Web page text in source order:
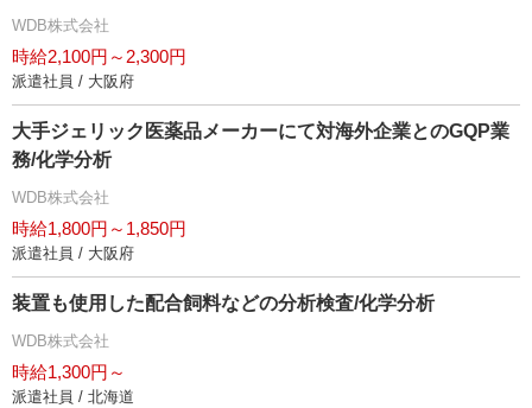
WDB株式会社
時給2,100円～2,300円
派遣社員 / 大阪府
大手ジェリック医薬品メーカーにて対海外企業とのGQP業
務/化学分析
WDB株式会社
時給1,800円～1,850円
派遣社員 / 大阪府
装置も使用した配合飼料などの分析検査/化学分析
WDB株式会社
時給1,300円～
派遣社員 / 北海道